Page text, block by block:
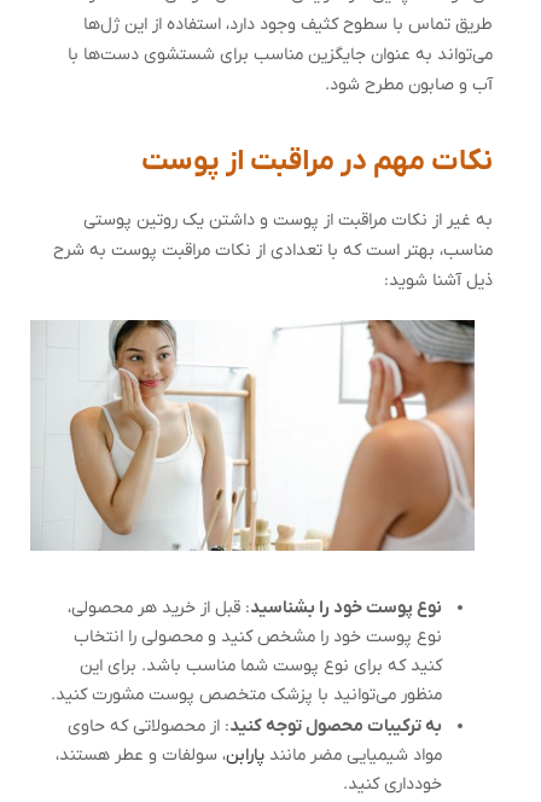
طریق تماس با سطوح کثیف وجود دارد، استفاده از این ژل‌ها
می‌تواند به عنوان جایگزین مناسب برای شستشوی دست‌ها با
آب و صابون مطرح شود.
نکات مهم در مراقبت از پوست
به غیر از نکات مراقبت از پوست و داشتن یک روتین پوستی
مناسب، بهتر است که با تعدادی از نکات مراقبت پوست به شرح
ذیل آشنا شوید:
نوع پوست خود را بشناسید: قبل از خرید هر محصولی،
نوع پوست خود را مشخص کنید و محصولی را انتخاب
کنید که برای نوع پوست شما مناسب باشد. برای این
منظور می‌توانید با پزشک متخصص پوست مشورت کنید.
به ترکیبات محصول توجه کنید: از محصولاتی که حاوی
مواد شیمیایی مضر مانند پارابن، سولفات و عطر هستند،
خودداری کنید.